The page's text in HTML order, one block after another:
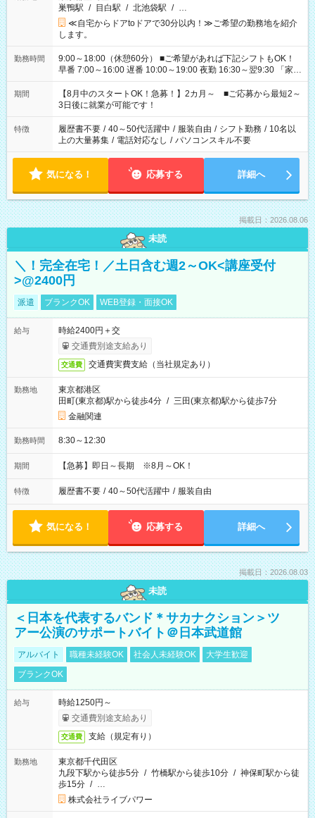
巣鴨駅 / 目白駅 / 北池袋駅 / …
≪自宅からドアtoドアで30分以内！≫ご希望の勤務地を紹介
します。
勤務時間
9:00～18:00（休憩60分） ■ご希望があれば下記シフトもOK！
早番 7:00～16:00 遅番 10:00～19:00 夜勤 16:30～翌9:30 「家族
と休みを合わせたい」 「余裕を持って夕飯の準備がしたい」
「できれば残業はしたくない」 など、ご希望を教えてください
ね。 ※Wワーク希望の方へ 今ご覧のお仕事で希望する勤務時間
と、もう1つのお仕事の勤務時間。 合計で週40時間を超える場
合は応募できません。
期間
【8月中のスタートOK！急募！】2カ月～ ■ご応募から最短2～
3日後に就業が可能です！
特徴 履歴書不要 / 40～50代活躍中 / 服装自由 / シフト勤務 / 10名以
上の大量募集 / 電話対応なし / パソコンスキル不要
気になる！ 応募する 詳細へ
掲載日：2026.08.06
未読
＼！完全在宅！／土日含む週2～OK<講座受付
>@2400円
派遣 ブランクOK WEB登録・面接OK
給与
時給2400円＋交
交通費別途支給あり
交通費 交通費実費支給（当社規定あり）
勤務地
東京都港区
田町(東京都)駅から徒歩4分 / 三田(東京都)駅から徒歩7分
金融関連
勤務時間 8:30～12:30
期間 【急募】即日～長期 ※8月～OK！
特徴 履歴書不要 / 40～50代活躍中 / 服装自由
気になる！ 応募する 詳細へ
掲載日：2026.08.03
未読
＜日本を代表するバンド＊サカナクション＞ツ
アー公演のサポートバイト＠日本武道館
アルバイト 職種未経験OK 社会人未経験OK
大学生歓迎
ブランクOK
給与
時給1250円～
交通費別途支給あり
交通費 支給（規定有り）
勤務地
東京都千代田区
九段下駅から徒歩5分 / 竹橋駅から徒歩10分 / 神保町駅から徒
歩15分 / …
株式会社ライブパワー